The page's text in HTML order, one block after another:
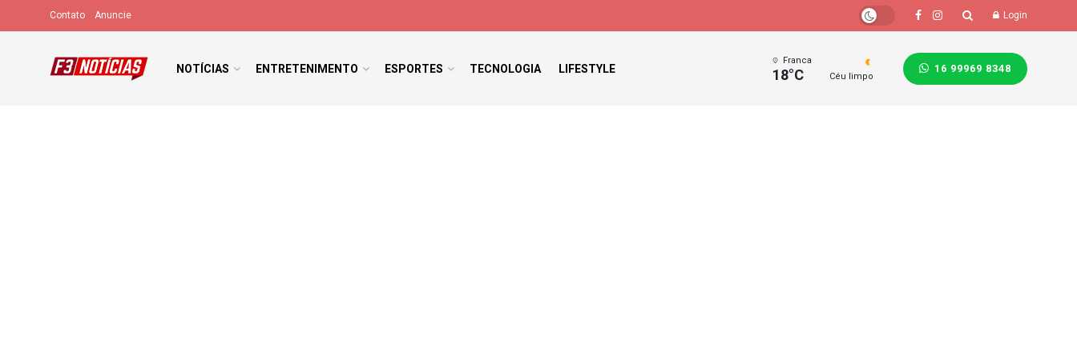
Contato Anuncie Login
NOTÍCIAS ENTRETENIMENTO ESPORTES TECNOLOGIA LIFESTYLE
Franca
18°C Céu limpo
16 99969 8348